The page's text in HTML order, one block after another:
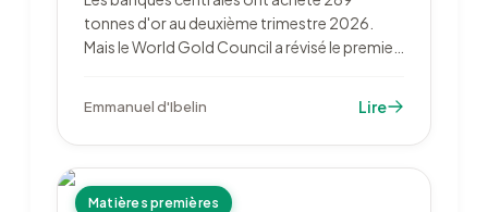
tonnes d'or au deuxième trimestre 2026.
Mais le World Gold Council a révisé le premier
cours reste 27 % sous son record de janvier.
Emmanuel d'Ibelin Lire
Matières premières